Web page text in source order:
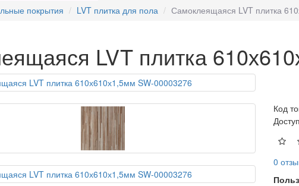
покрытия LVT плитка для пола Самоклеящаяся LVT плитка
LVT плитка
Код
0